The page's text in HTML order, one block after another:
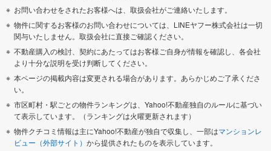
お問い合わせをされたお客様へは、取扱会社がご連絡いたします。
物件に関するお客様のお問い合わせについては、LINEヤフー株式会社は一切
関与いたしません。取扱会社に直接ご確認ください。
不動産購入の検討、契約にあたってはお客様ご自身が情報を確認し、各会社
より十分な説明を受け判断してください。
本ページの掲載内容は変更される場合があります。あらかじめご了承くださ
い。
市区町村・駅ごとの物件ランキングは、Yahoo!不動産独自のルールに基づい
て表示しています。（ランキングは火曜更新されます）
物件クチコミ情報は主にYahoo!不動産が独自で収集し、一部はマンションレ
ビュー（外部サイト） から提供されたものを表示しています。